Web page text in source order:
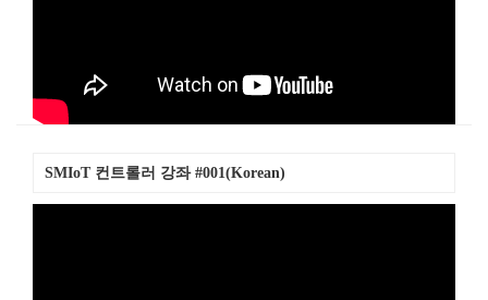
SMIoT 컨트롤러 강좌 #001(Korean)